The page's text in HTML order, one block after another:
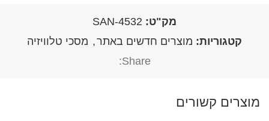
מק"ט: 4532-SAN
קטגוריות: מוצרים חדשים באתר, מסכי טלוויזיה
Share:
מוצרים קשורים